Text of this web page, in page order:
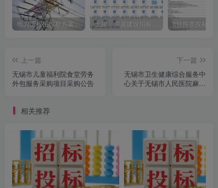
电力工程招投标方案模板 土建、房屋建设招标文件标书模板 it软件类投标书
上一篇
无锡市儿童福利院食堂劳务
外包服务采购项目采购公告
下一篇
无锡市卫生健康综合服务中
心关于无锡市人民医院麻醉
相关推荐